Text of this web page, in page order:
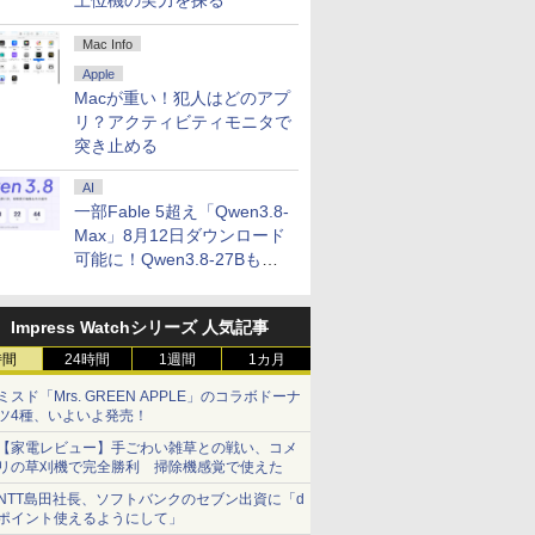
Mac Info
Apple
Macが重い！犯人はどのアプ
リ？アクティビティモニタで
突き止める
AI
一部Fable 5超え「Qwen3.8-
Max」8月12日ダウンロード
可能に！Qwen3.8-27Bも順
Impress Watchシリーズ 人気記事
24時間 1週間 1カ月
スド「Mrs. GREEN APPLE」のコラボドーナ
4種、いよいよ発売！
家電レビュー】手ごわい雑草との戦い、コメ
の草刈機で完全勝利 掃除機感覚で使えた
島田社長、ソフトバンクのセブン出資に「d
イント使えるようにして」